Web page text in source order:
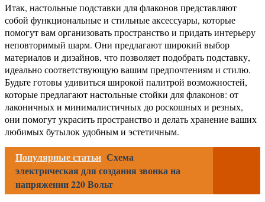
Итак, настольные подставки для флаконов представляют
собой функциональные и стильные аксессуары, которые
помогут вам организовать пространство и придать интерьеру
неповторимый шарм. Они предлагают широкий выбор
материалов и дизайнов, что позволяет подобрать подставку,
идеально соответствующую вашим предпочтениям и стилю.
Будьте готовы удивиться широкой палитрой возможностей,
которые предлагают настольные стойки для флаконов: от
лаконичных и минималистичных до роскошных и резных,
они помогут украсить пространство и делать хранение ваших
любимых бутылок удобным и эстетичным.
Популярные статьи Схема
электрическая для создания звонка на
напряжении 220 Вольт